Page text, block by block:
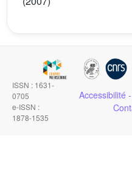
ISSN : 1631-
0705
e-ISSN :
1878-1535
Accessibilité